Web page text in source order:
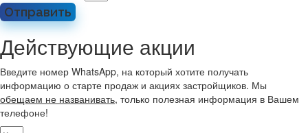
Отправить
Действующие акции
Введите номер WhatsApp, на который хотите получать
информацию о старте продаж и акциях застройщиков. Мы
обещаем не названивать, только полезная информация в Вашем
телефоне!